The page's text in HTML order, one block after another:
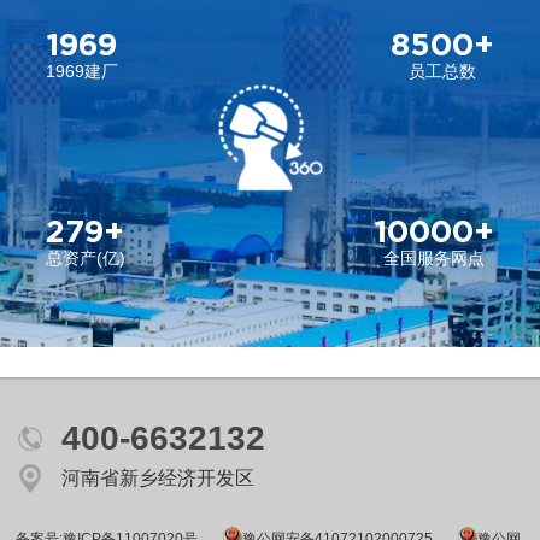
1969
1969建厂
8500+
员工总数
279+
总资产(亿)
10000+
全国服务网点
400-6632132
河南省新乡经济开发区